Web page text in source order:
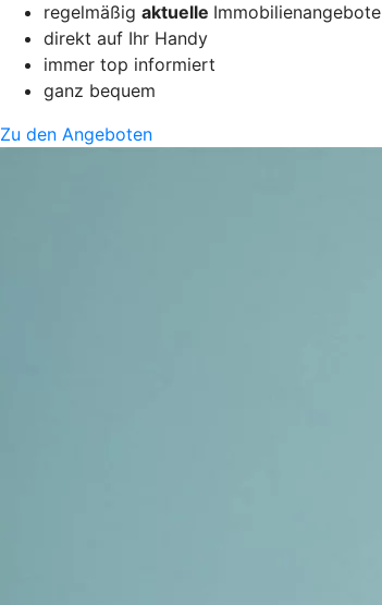
regelmäßig aktuelle Immobilienangebote
direkt auf Ihr Handy
immer top informiert
ganz bequem
Zu den Angeboten